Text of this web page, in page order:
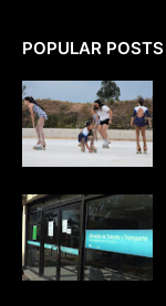
POPULAR POSTS